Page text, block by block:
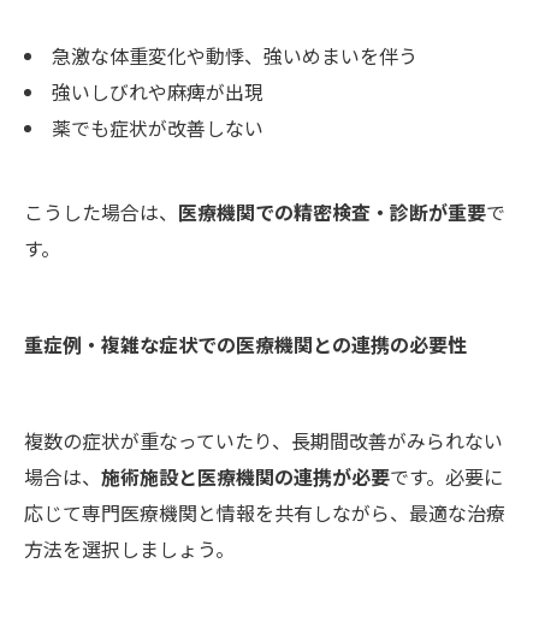
急激な体重変化や動悸、強いめまいを伴う
強いしびれや麻痺が出現
薬でも症状が改善しない
こうした場合は、 医療機関での精密検査・診断が重要で
す。
重症例・複雑な症状での医療機関との連携の必要性
複数の症状が重なっていたり、長期間改善がみられない
場合は、 施術施設と医療機関の連携が必要です。必要に
応じて専門医療機関と情報を共有しながら、最適な治療
方法を選択しましょう。